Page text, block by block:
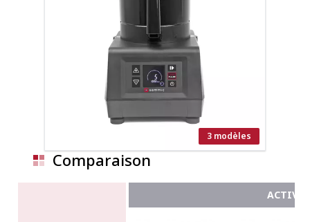
3 modèles
Comparaison
ACTIVE